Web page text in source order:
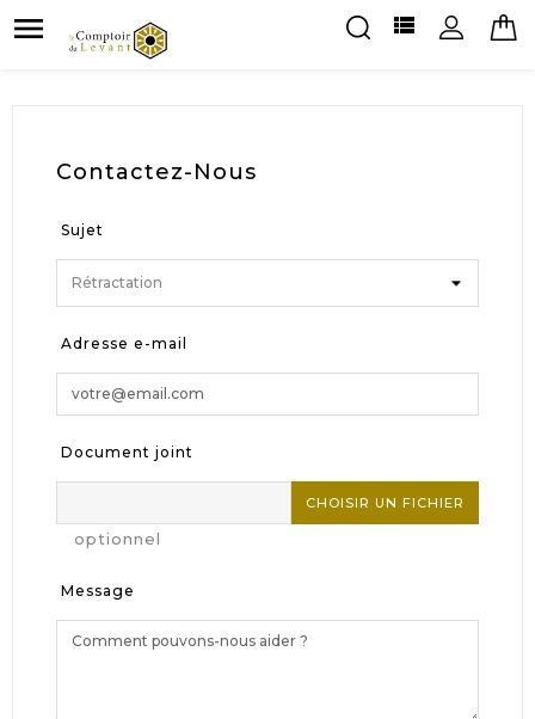
 
Contactez-Nous
Sujet
Adresse e-mail
Document joint
CHOISIR UN FICHIER
optionnel
Message